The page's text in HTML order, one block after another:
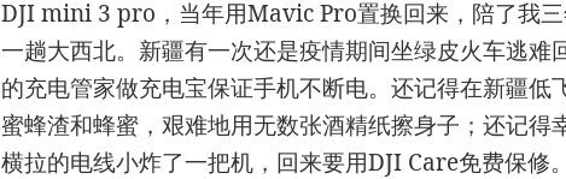
DJI mini 3 pro，当年用Mavic Pro置换回来，陪了我三
一趟大西北。新疆有一次还是疫情期间坐绿皮火车逃难
的充电管家做充电宝保证手机不断电。还记得在新疆低
蜜蜂渣和蜂蜜，艰难地用无数张酒精纸擦身子；还记得
横拉的电线小炸了一把机，回来要用DJI Care免费保修。